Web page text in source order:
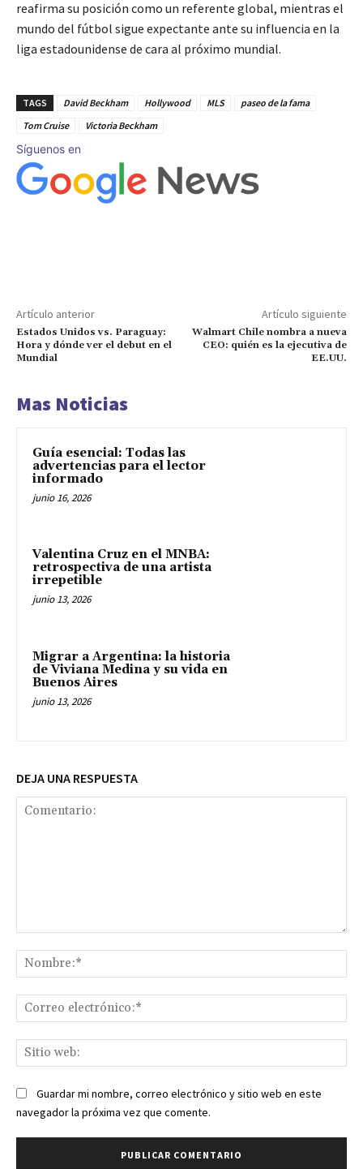
reafirma su posición como un referente global, mientras el
mundo del fútbol sigue expectante ante su influencia en la
liga estadounidense de cara al próximo mundial.
TAGS David Beckham Hollywood MLS
paseo de la fama
Tom Cruise
Victoria Beckham
Síguenos en
Artículo anterior
Estados Unidos vs. Paraguay:
Hora y dónde ver el debut en el
Mundial
Artículo siguiente
Walmart Chile nombra a nueva
CEO: quién es la ejecutiva de
EE.UU.
Mas Noticias
Guía esencial: Todas las
advertencias para el lector
informado
junio 16, 2026
Valentina Cruz en el MNBA:
retrospectiva de una artista
irrepetible
junio 13, 2026
Migrar a Argentina: la historia
de Viviana Medina y su vida en
Buenos Aires
junio 13, 2026
DEJA UNA RESPUESTA
Guardar mi nombre, correo electrónico y sitio web en este
navegador la próxima vez que comente.